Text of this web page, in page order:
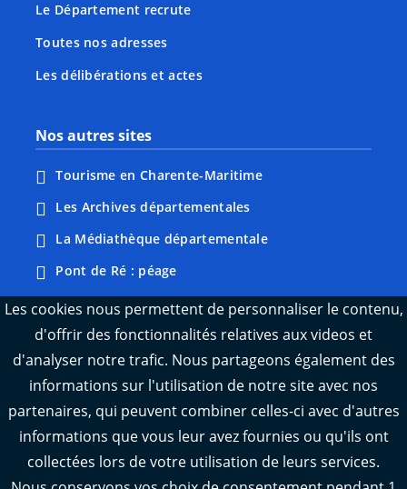
Le Département recrute
Toutes nos adresses
Les délibérations et actes
Nos autres sites
Tourisme en Charente-Maritime
Les Archives départementales
La Médiathèque départementale
Pont de Ré : péage
Webcams : Ré info trafic
Webcams : Oléron info trafic
Manger 17
L'Observatoire des territoires de Charente-
Maritime
Les cookies nous permettent de personnaliser le contenu,
d'offrir des fonctionnalités relatives aux videos et
d'analyser notre trafic. Nous partageons également des
informations sur l'utilisation de notre site avec nos
partenaires, qui peuvent combiner celles-ci avec d'autres
informations que vous leur avez fournies ou qu'ils ont
collectées lors de votre utilisation de leurs services.